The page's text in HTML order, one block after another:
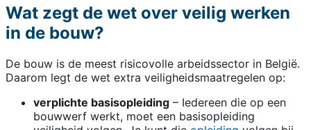
Wat zegt de wet over veilig werken
in de bouw?
De bouw is de meest risicovolle arbeidssector in België.
Daarom legt de wet extra veiligheidsmaatregelen op:
verplichte basisopleiding – Iedereen die op een
bouwwerf werkt, moet een basisopleiding